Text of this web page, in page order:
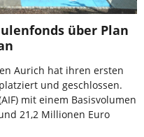
über Plan
Aurich hat ihren ersten
und geschlossen.
mit einem Basisvolumen
21,2 Millionen Euro